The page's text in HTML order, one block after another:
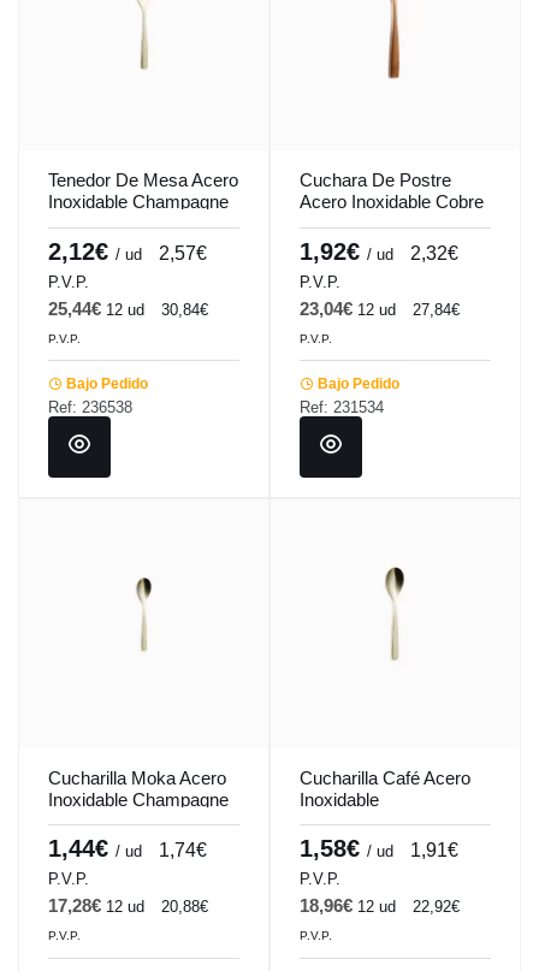
Tenedor De Mesa Acero
Inoxidable Champagne
20Cm Barcelona Colors
Comas
2,12€ / ud 2,57€
P.V.P.
25,44€ 12 ud 30,84€
P.V.P.
Bajo Pedido
Ref: 236538
Cuchara De Postre
Acero Inoxidable Cobre
18.3Cm Barcelona
Colors Comas
1,92€ / ud 2,32€
P.V.P.
23,04€ 12 ud 27,84€
P.V.P.
Bajo Pedido
Ref: 231534
Cucharilla Moka Acero
Inoxidable Champagne
11Cm Barcelona Colors
Comas
1,44€ / ud 1,74€
P.V.P.
17,28€ 12 ud 20,88€
P.V.P.
Cucharilla Café Acero
Inoxidable
Champagne14Cm
Barcelona Colors
Comas
1,58€ / ud 1,91€
P.V.P.
18,96€ 12 ud 22,92€
P.V.P.